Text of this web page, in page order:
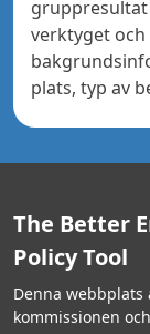
verktyget
plats, typ av
The Better
Policy Tool
Denna webbplats
kommissionen och